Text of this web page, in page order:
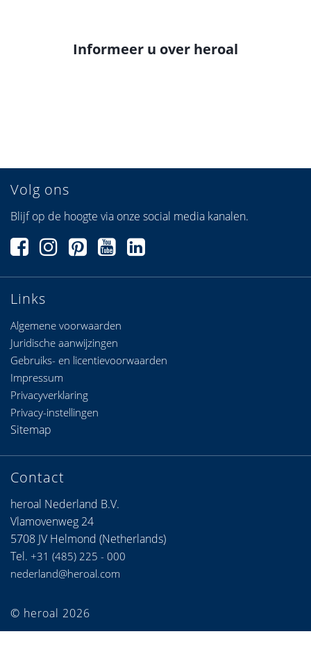
Informeer u over heroal
Links
Algemene voorwaarden
Juridische aanwijzingen
Gebruiks- en licentievoorwaarden
Volg ons
Blijf op de hoogte via onze social media kanalen.
Contact
heroal Nederland B.V.
Vlamovenweg 24
5708 JV Helmond (Netherlands)
Tel. +31 (485) 225 - 000
nederland@heroal.com
Impressum
Privacyverklaring
Privacy-instellingen
Sitemap
© heroal 2026